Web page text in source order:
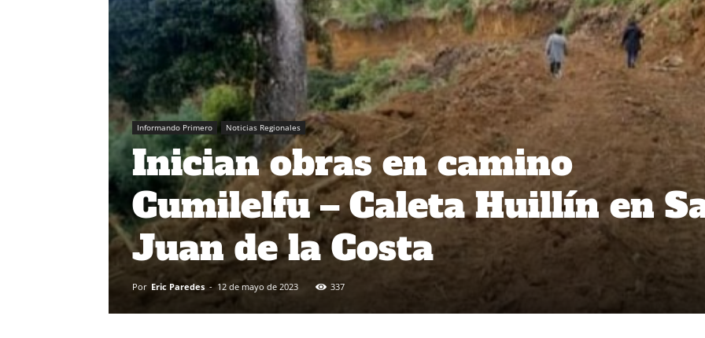
Informando Primero Noticias Regionales
Inician obras en camino
Cumilelfu – Caleta Huillín en
Juan de la Costa
Por Eric Paredes - 12 de mayo de 2023 337